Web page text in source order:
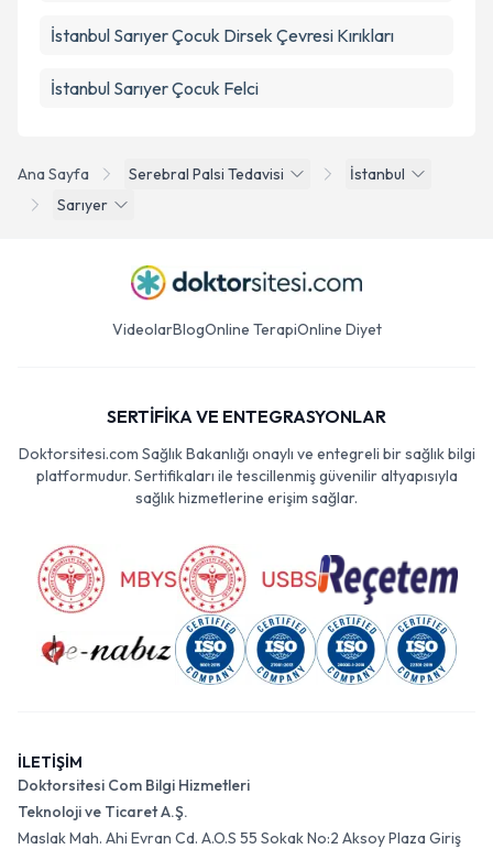
Ana Sayfa Serebral Palsi Tedavisi
İstanbul
Sarıyer
İstanbul Sarıyer Çocuk Dirsek Çevresi Kırıkları
İstanbul Sarıyer Çocuk Felci
VideolarBlogOnline TerapiOnline Diyet
SERTİFİKA VE ENTEGRASYONLAR
Doktorsitesi.com Sağlık Bakanlığı onaylı ve entegreli bir sağlık bilgi
platformudur. Sertifikaları ile tescillenmiş güvenilir altyapısıyla
sağlık hizmetlerine erişim sağlar.
İLETİŞİM
Doktorsitesi Com Bilgi Hizmetleri
Teknoloji ve Ticaret A.Ş.
Maslak Mah. Ahi Evran Cd. A.O.S 55 Sokak No:2 Aksoy Plaza Giriş